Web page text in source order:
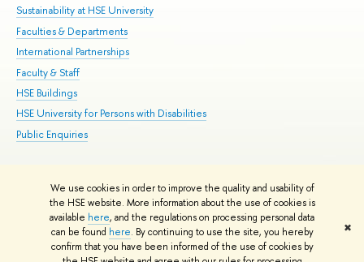
We use cookies in order to improve the quality and usability of
the HSE website. More information about the use of cookies is
available here, and the regulations on processing personal data
can be found here. By continuing to use the site, you hereby
confirm that you have been informed of the use of cookies by
✖
Sustainability at HSE University
Faculties & Departments
International Partnerships
Faculty & Staff
HSE Buildings
HSE University for Persons with Disabilities
Public Enquiries
© HSE University 1993–2026 Contacts Copyright Privacy Policy
HSE Sans and HSE Slab fonts developed by the HSE Art and Design